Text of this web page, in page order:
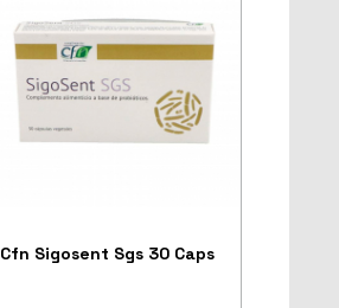
Cfn Sigosent Sgs 30 Caps